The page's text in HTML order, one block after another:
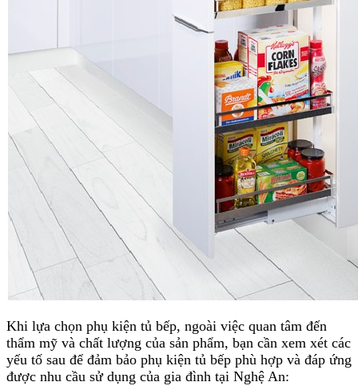
Khi lựa chọn phụ kiện tủ bếp, ngoài việc quan tâm đến
thẩm mỹ và chất lượng của sản phẩm, bạn cần xem xét các
yếu tố sau để đảm bảo phụ kiện tủ bếp phù hợp và đáp ứng
được nhu cầu sử dụng của gia đình tại Nghệ An: